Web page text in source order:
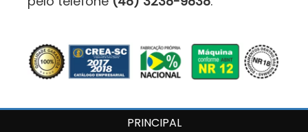
PRINCIPAL